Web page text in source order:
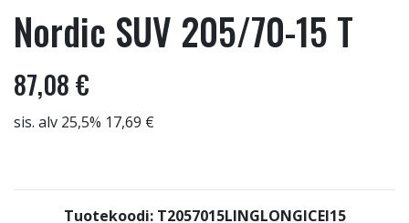
Nordic SUV 205/70-15 T
87,08 €
sis. alv 25,5% 17,69 €
Tuotekoodi: T2057015LINGLONGICEI15